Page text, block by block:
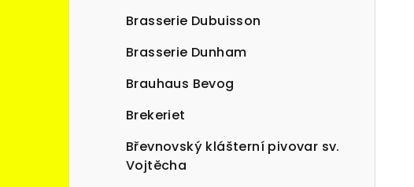
Brasserie Dubuisson
Brasserie Dunham
Brauhaus Bevog
Brekeriet
Břevnovský klášterní pivovar sv.
Vojtěcha